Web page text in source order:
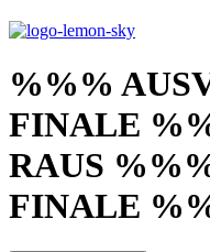
%%%
FINALE
RAUS
FINALE